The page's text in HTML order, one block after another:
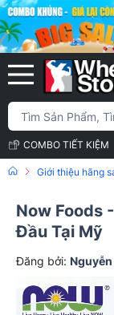
COMBO TIẾT KIỆM
Giới thiệu hãng
Now Foods
Đầu Tại Mỹ
Đăng bởi: